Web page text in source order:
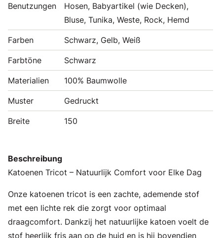
Benutzungen
Hosen, Babyartikel (wie Decken),
Bluse, Tunika, Weste, Rock, Hemd
Farben Schwarz, Gelb, Weiß
Farbtöne Schwarz
Materialien 100% Baumwolle
Muster Gedruckt
Breite 150
Beschreibung
Katoenen Tricot – Natuurlijk Comfort voor Elke Dag
Onze katoenen tricot is een zachte, ademende stof
met een lichte rek die zorgt voor optimaal
draagcomfort. Dankzij het natuurlijke katoen voelt de
stof heerlijk fris aan op de huid en is hij bovendien